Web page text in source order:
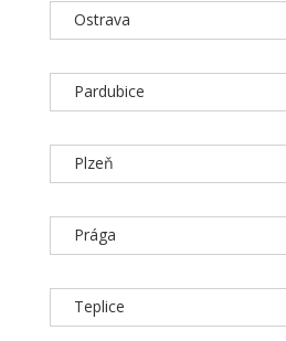
Ostrava
Pardubice
Plzeň
Prága
Teplice